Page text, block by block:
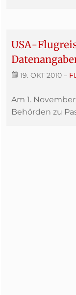
USA-
19. OKT 2010 –
Am 1.
Behörden zu